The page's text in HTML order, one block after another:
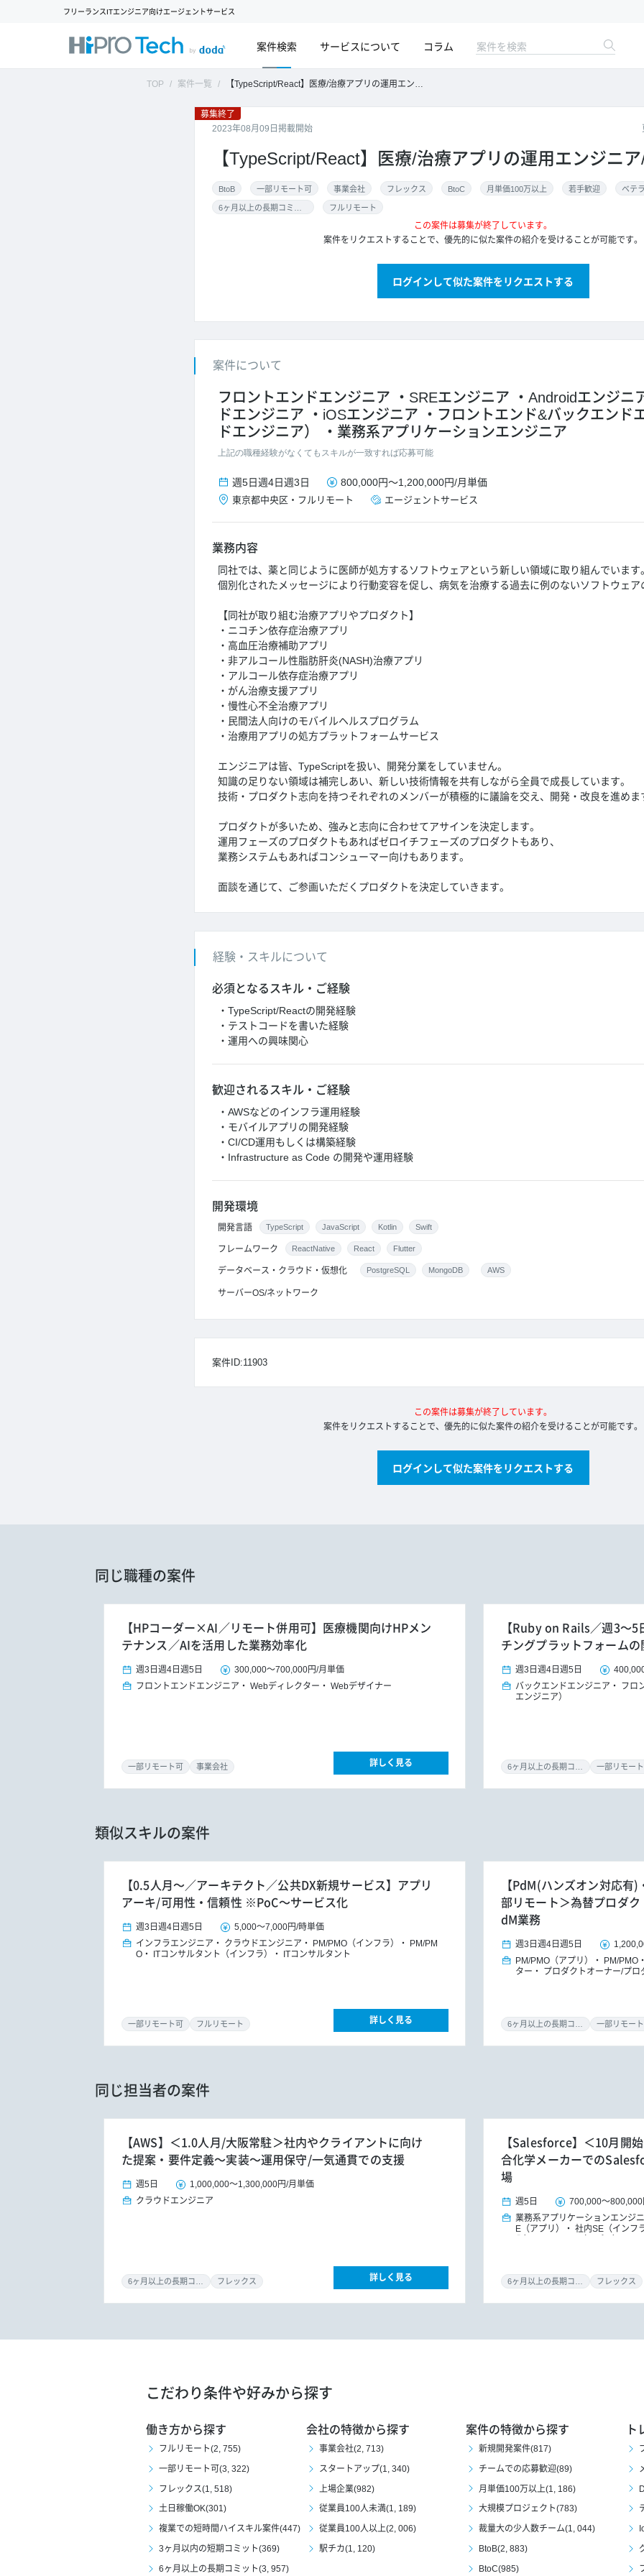
フリーランスITエンジニア向けエージェントサービス
案件検索 サービスについて コラム
TOP 案件一覧 【TypeScript/React】医療/治療アプリの運用エンジニア/フルリモート
募集終了
2023年08月09日掲載開始
【TypeScript/React】医療/治療アプリの運用エンジニ
BtoB 一部リモート可 事業会社 フレックス BtoC 月単価100万以上 若手歓迎 ベテ
フルリモート
この案件は募集が終了しています。
案件をリクエストすることで、優先的に似た案件の紹介を受けることが可能です。
ログインして似た案件をリクエストする
案件について
フロントエンドエンジニア SREエンジニア
Androidエンジニ
ドエンジニア
iOSエンジニア
フロントエンド&バックエンド
ドエンジニア）
業務系アプリケーションエンジニア
上記の職種経験がなくてもスキルが一致すれば応募可能
週5日週4日週3日 800,000円～1,200,000円/月単価
東京都中央区 ・ フルリモート エージェントサービス
業務内容
同社では、薬と同じように医師が処方するソフトウェアという新しい領域に取り組んでいます
個別化されたメッセージにより行動変容を促し、病気を治療する過去に例のないソフトウェア
【同社が取り組む治療アプリやプロダクト】
・ニコチン依存症治療アプリ
・高血圧治療補助アプリ
・非アルコール性脂肪肝炎(NASH)治療アプリ
・アルコール依存症治療アプリ
・がん治療支援アプリ
・慢性心不全治療アプリ
・民間法人向けのモバイルヘルスプログラム
・治療用アプリの処方プラットフォームサービス
エンジニアは皆、TypeScriptを扱い、開発分業をしていません。
知識の足りない領域は補完しあい、新しい技術情報を共有しながら全員で成長しています。
技術・プロダクト志向を持つそれぞれのメンバーが積極的に議論を交え、開発・改良を進めま
プロダクトが多いため、強みと志向に合わせてアサインを決定します。
運用フェーズのプロダクトもあればゼロイチフェーズのプロダクトもあり、
業務システムもあればコンシューマー向けもあります。
面談を通じて、ご参画いただくプロダクトを決定していきます。
経験・スキルについて
必須となるスキル・ご経験
・TypeScript/Reactの開発経験
・テストコードを書いた経験
・運用への興味関心
歓迎されるスキル・ご経験
・AWSなどのインフラ運用経験
・モバイルアプリの開発経験
・CI/CD運用もしくは構築経験
・Infrastructure as Code の開発や運用経験
開発環境
開発言語 TypeScript JavaScript Kotlin Swift
フレームワーク ReactNative React Flutter
データベース・クラウド・仮想化 PostgreSQL MongoDB AWS
サーバーOS/ネットワーク
案件ID:11903
この案件は募集が終了しています。
案件をリクエストすることで、優先的に似た案件の紹介を受けることが可能です。
ログインして似た案件をリクエストする
同じ職種の案件
【HPコーダー×AI／リモート併用可】医療機関向けHPメン
テナンス／AIを活用した業務効率化
週3日 週4日 週5日 300,000～700,000円/月単価
フロントエンドエンジニア
Webディレクター Webデザイナー
一部リモート可 事業会社 詳しく見る
【Ruby on Rails／週3～
チングプラットフォーム
週3日 週4日 週5日
バックエンドエンジニア
フロ
エンジニア）
一部リモー
類似スキルの案件
【0.5人月～／アーキテクト／公共DX新規サービス】アプリ
アーキ/可用性・信頼性 ※PoC～サービス化
週3日 週4日 週5日 5,000～7,000円/時単価
インフラエンジニア
クラウドエンジニア PM/PMO（インフラ）
PM/PM
O
ITコンサルタント（インフラ） ITコンサルタント
一部リモート可 フルリモート 詳しく見る
【PdM(ハンズオン対応
部リモート＞為替プロダ
dM業務
週3日 週4日 週5日
PM/PMO（アプリ）
PM/PMO
ター
プロダクトオーナー/プロ
一部リモー
同じ担当者の案件
【AWS】＜1.0人月/大阪常駐＞社内やクライアントに向け
た提案・要件定義～実装～運用保守/一気通貫での支援
週5日 1,000,000～1,300,000円/月単価
クラウドエンジニア
フレックス 詳しく見る
【Salesforce】＜10月開
合化学メーカーでの
場
週5日 700,000～800,000
業務系アプリケーションエンジ
E（アプリ）
社内SE（インフ
フレックス
こだわり条件や好みから探す
働き方から探す
フルリモート(2, 755)
一部リモート可(3, 322)
フレックス(1, 518)
土日稼働OK(301)
複業での短時間ハイスキル案件(447)
3ヶ月以内の短期コミット(369)
6ヶ月以上の長期コミット(3, 957)
会社の特徴から探す
事業会社(2, 713)
スタートアップ(1, 340)
上場企業(982)
従業員100人未満(1, 189)
従業員100人以上(2, 006)
駅チカ(1, 120)
案件の特徴から探す
新規開発案件(817)
チームでの応募歓迎(89)
月単価100万以上(1, 186)
大規模プロジェクト(783)
裁量大の少人数チーム(1, 044)
BtoB(2, 883)
BtoC(985)
ト